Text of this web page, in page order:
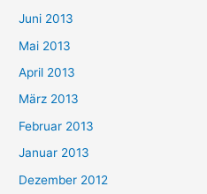
Juni 2013
Mai 2013
April 2013
März 2013
Februar 2013
Januar 2013
Dezember 2012